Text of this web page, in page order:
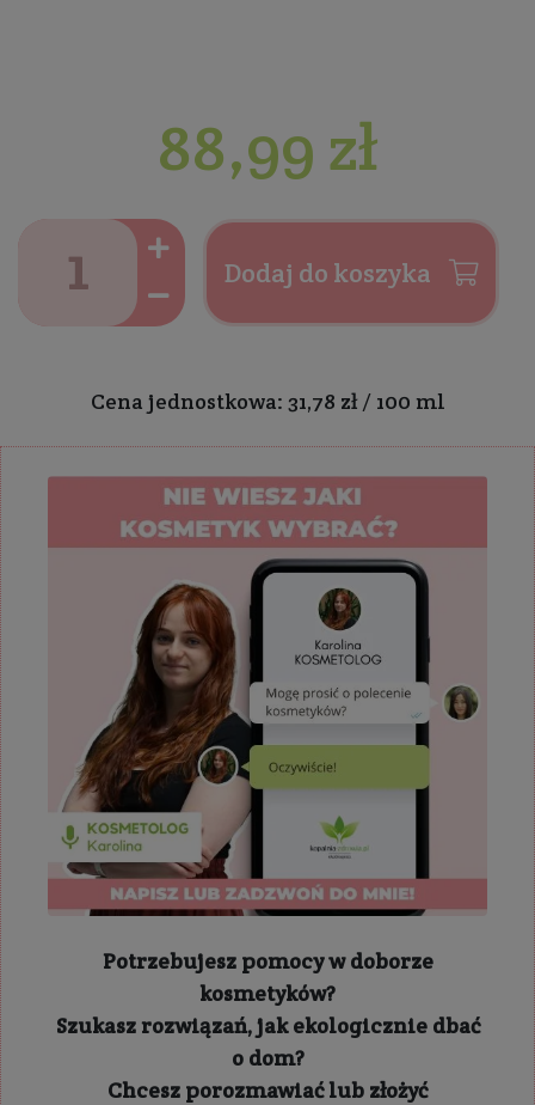
88,99 zł
Dodaj do koszyka
Cena jednostkowa: 31,78 zł / 100 ml
Potrzebujesz pomocy w doborze
kosmetyków?
Szukasz rozwiązań, jak ekologicznie dbać
o dom?
Chcesz porozmawiać lub złożyć